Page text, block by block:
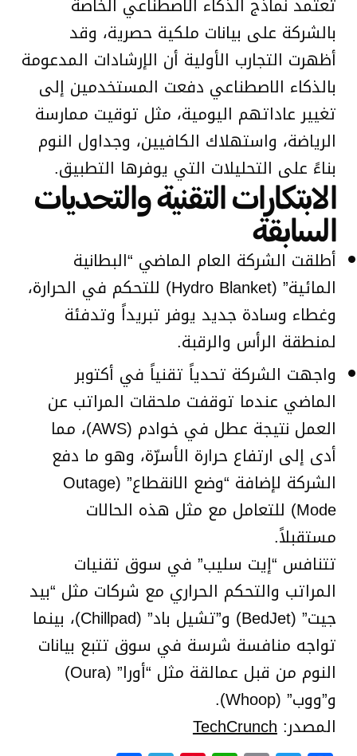
بالشركة على بيانات ملكية حصرية، وقد
أظهرت التجارب الأولية أن الإرشادات المدعومة
بالذكاء الاصطناعي دفعت المستخدمين إلى
تغيير عاداتهم اليومية، مثل توقيت ممارسة
الرياضة، واستهلاك الكافيين، وجداول النوم
بناءً على التحليلات التي يوفرها التطبيق.
الابتكارات التقنية والتحديات
السابقة
أطلقت الشركة العام الماضي “البطانية
المائية” (Hydro Blanket) للتحكم في الحرارة،
وغطاء وسادة جديد يوفر تبريداً وتدفئة
لمنطقة الرأس والرقبة.
واجهت الشركة تحدياً تقنياً في أكتوبر
الماضي عندما توقفت ملحقات المراتب عن
العمل نتيجة عطل في خوادم (AWS)، مما
أدى إلى ارتفاع حرارة الأسرّة، وهو ما دفع
الشركة لإضافة “وضع الانقطاع” (Outage
Mode) للتعامل مع مثل هذه الحالات
مستقبلاً.
تتنافس “إيت سليب” في سوق تقنيات
المراتب والتحكم الحراري مع شركات مثل “بيد
جيت” (BedJet) و”تشيل باد” (Chillpad)، بينما
تواجه منافسة شرسة في سوق تتبع بيانات
النوم من قبل عمالقة مثل “أورا” (Oura)
و”ووب” (Whoop).
المصدر:TechCrunch